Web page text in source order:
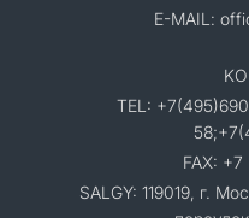
E-MAIL:
TEL:
FAX: +7
SALGY: 119019, г.